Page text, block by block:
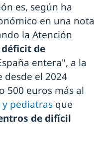
es, según ha
en una nota
la Atención
déficit de
entera", a la
desde el 2024
500 euros más al
y pediatras que
de difícil